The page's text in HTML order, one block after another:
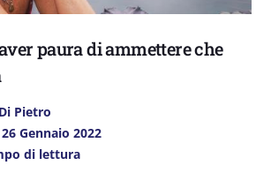
paura di ammettere che
Pietro
Gennaio 2022
di lettura